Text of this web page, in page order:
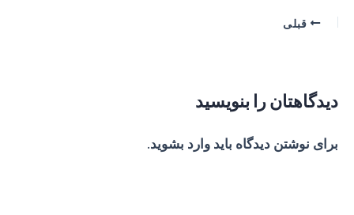
پیمایشقبلی
دیدگاهتان را بنویسید
برای نوشتن دیدگاه بایدوارد بشوید.